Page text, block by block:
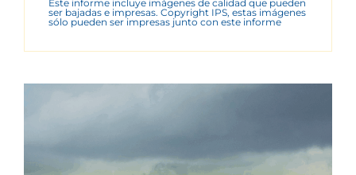
Este informe incluye imágenes de calidad que pueden
ser bajadas e impresas. Copyright IPS, estas imágenes
sólo pueden ser impresas junto con este informe